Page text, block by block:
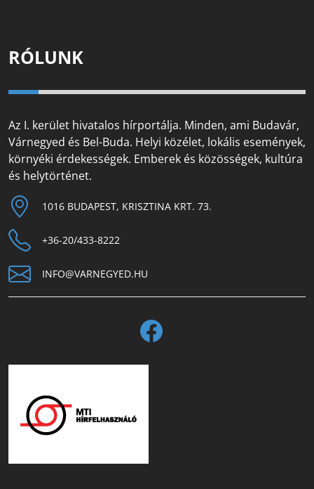
RÓLUNK
Az I. kerület hivatalos hírportálja. Minden, ami Budavár,
Várnegyed és Bel-Buda. Helyi közélet, lokális események,
környéki érdekességek. Emberek és közösségek, kultúra
és helytörténet.
1016 BUDAPEST, KRISZTINA KRT. 73.
+36-20/433-8222
INFO@VARNEGYED.HU